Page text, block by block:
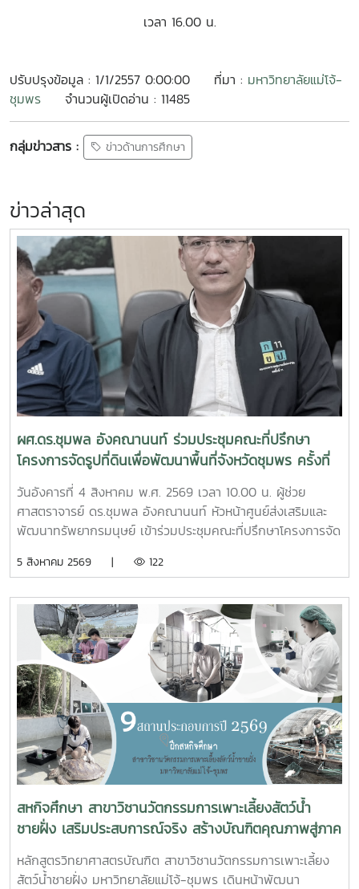
เวลา 16.00 น.
ปรับปรุงข้อมูล : 1/1/2557 0:00:00 ที่มา : มหาวิทยาลัยแม่โจ้-
ชุมพร
จำนวนผู้เปิดอ่าน : 11485
กลุ่มข่าวสาร : ข่าวด้านการศึกษา
ข่าวล่าสุด
ผศ.ดร.ชุมพล อังคณานนท์ ร่วมประชุมคณะที่ปรึกษา
โครงการจัดรูปที่ดินเพื่อพัฒนาพื้นที่จังหวัดชุมพร ครั้งที่
2/2569
วันอังคารที่ 4 สิงหาคม พ.ศ. 2569 เวลา 10.00 น. ผู้ช่วย
ศาสตราจารย์ ดร.ชุมพล อังคณานนท์ หัวหน้าศูนย์ส่งเสริมและ
พัฒนาทรัพยากรมนุษย์ เข้าร่วมประชุมคณะที่ปรึกษาโครงการจัด
รวม สาย ก3 และ ก4ในเขตผังเมืองรวมชุมชนปากน้ำหลังสวน
ศาลากลางจังหวัดชุมพร โดยมีนายจักรพงศ์ นิลไพรัช ธนารักษ์
พื้นที่ชุมพร เป็นประธานในการประชุมในการนี้ นายอุดม จิตตวงค์
โยธาธิการและผังเมืองจังหวัดชุมพร พร้อมด้วยคณะที่ปรึกษา
โครงการจัดรูปที่ดินเพื่อพัฒนาพื้นที่ส่วนจังหวัดชุมพร บริเวณ
ถนนผังเมืองรวม สาย ก3 และก4 ในเขตผังเมืองรวมชุมชน
ปากน้ำหลังสวน เข้าร่วมการประชุมฯ ดังกล่าว เพื่อพิจารณาขอ
ความเห็นชอบค่าชดเชยต้นไม้และพืชผล และค่าชดเชยอาคารและ
สิ่งปลูกสร้างจากกองทุนจัดรูปที่ดินเพื่อพัฒนาพื้นที่มติที่ประชุม
รับทราบรายละเอียดราคาและเห็นควรให้เสนอคณะกรรมการ
จังหวัดขอรับเงินอุดหนุนจากกกองทุนจัดรูปเพื่อพัฒนาพื้นที่
5 สิงหาคม 2569 | 122
สหกิจศึกษา สาขาวิชานวัตกรรมการเพาะเลี้ยงสัตว์น้ำ
ชายฝั่ง เสริมประสบการณ์จริง สร้างบัณฑิตคุณภาพสู่ภาค
อุตสาหกรรมการผลิตสัตว์น้ำ
หลักสูตรวิทยาศาสตรบัณฑิต สาขาวิชานวัตกรรมการเพาะเลี้ยง
สัตว์น้ำชายฝั่ง มหาวิทยาลัยแม่โจ้-ชุมพร เดินหน้าพัฒนา